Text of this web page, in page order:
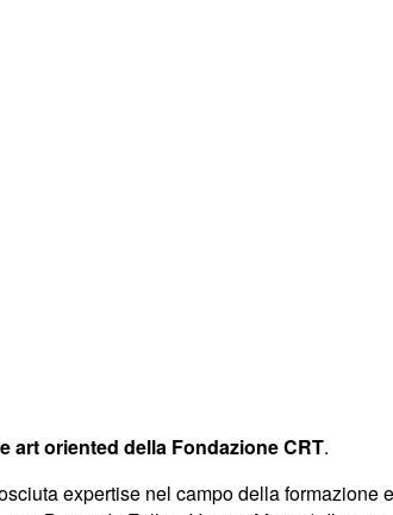
art oriented della Fondazione CRT.
expertise nel campo della formazione